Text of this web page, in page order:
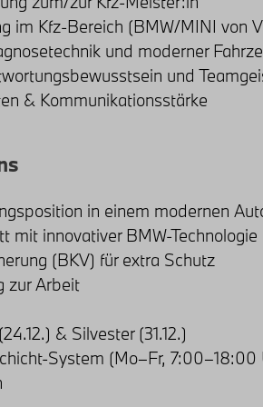
im Kfz-Bereich (BMW/MINI von
und moderner
und
& Kommunikationsstärke
in einem modernen
mit innovativer BMW-Technologie
(BKV) für extra Schutz
zur Arbeit
& Silvester (31.12.)
System (Mo–Fr, 7:00–18:00